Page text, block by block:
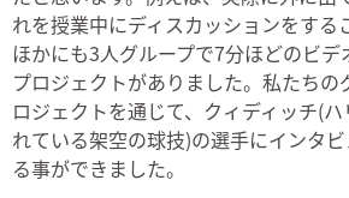
れを授業中にディスカッションをする
ほかにも3人グループで7分ほどのビデ
プロジェクトがありました。私たちの
ロジェクトを通じて、クィディッチ(
れている架空の球技)の選手にインタ
る事ができました。